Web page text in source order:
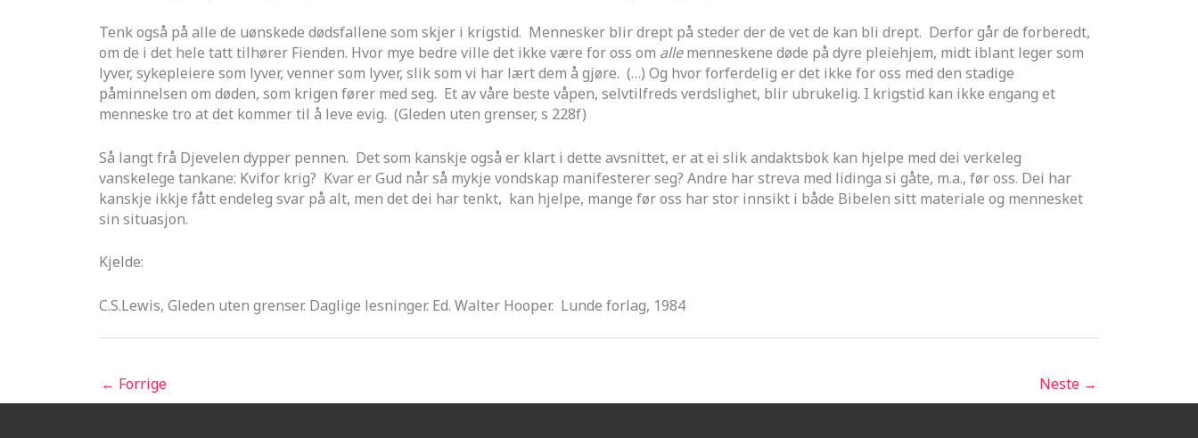
Tenk også på alle de uønskede dødsfallene som skjer i krigstid. Mennesker blir drept på steder der de vet de kan bli drept. Derfor går de forberedt,
om de i det hele tatt tilhører Fienden. Hvor mye bedre ville det ikke være for oss om allemenneskene døde på dyre pleiehjem, midt iblant leger som
lyver, sykepleiere som lyver, venner som lyver, slik som vi har lært dem å gjøre. (…) Og hvor forferdelig er det ikke for oss med den stadige
påminnelsen om døden, som krigen fører med seg. Et av våre beste våpen, selvtilfreds verdslighet, blir ubrukelig. I krigstid kan ikke engang et
menneske tro at det kommer til å leve evig. (Gleden uten grenser, s 228f)
Så langt frå Djevelen dypper pennen. Det som kanskje også er klart i dette avsnittet, er at ei slik andaktsbok kan hjelpe med dei verkeleg
vanskelege tankane: Kvifor krig? Kvar er Gud når så mykje vondskap manifesterer seg? Andre har streva med lidinga si gåte, m.a., før oss. Dei har
kanskje ikkje fått endeleg svar på alt, men det dei har tenkt, kan hjelpe, mange før oss har stor innsikt i både Bibelen sitt materiale og mennesket
sin situasjon.
Kjelde:
C.S.Lewis, Gleden uten grenser. Daglige lesninger. Ed. Walter Hooper. Lunde forlag, 1984
← Forrige Neste →